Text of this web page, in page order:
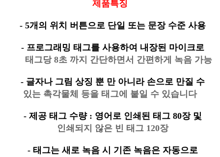
제품특징
- 5개의 위치 버튼으로 단일 또는 문장 수준 사용
- 프로그래밍 태그를 사용하여 내장된 마이크로
태그당 8초 까지 간단하면서 간편하게 녹음 가능
- 글자나 그림 상징 뿐 만 아니라 손으로 만질 수
있는 촉각물체 등을 태그에 붙일 수 있습니다
-제공 태그 수량 : 영어로 인쇄된 태그 80장 및
인쇄되지 않은 빈 태그 120장
- 태그는 새로 녹음 시 기존 녹음은 자동으로